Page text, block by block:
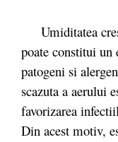
Umiditatea
poate constitui un
patogeni si
scazuta a aerului
favorizarea
Din acest motiv,